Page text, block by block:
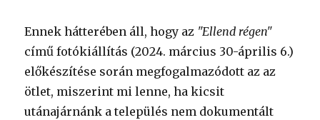
Ennek hátterében áll, hogy az "Ellend régen"
című fotókiállítás (2024. március 30-április 6.)
előkészítése során megfogalmazódott az az
ötlet, miszerint mi lenne, ha kicsit
utánajárnánk a település nem dokumentált